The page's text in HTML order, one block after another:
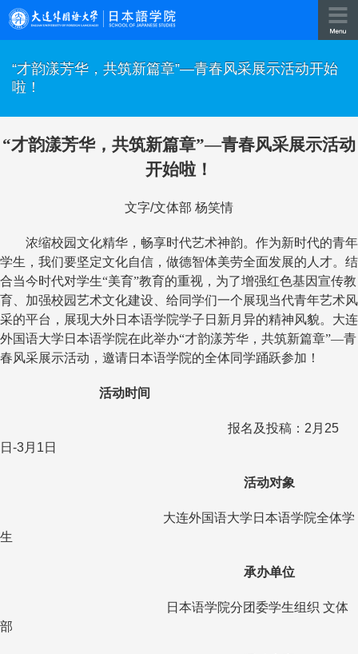
“才韵漾芳华，共筑新篇章”—青春风采展示活动开始
啦！
“才韵漾芳华，共筑新篇章”—青春风采展示活动
开始啦！
文字/文体部 杨笑情
浓缩校园文化精华，畅享时代艺术神韵。作为新时代的青年
学生，我们要坚定文化自信，做德智体美劳全面发展的人才。结
合当今时代对学生“美育”教育的重视，为了增强红色基因宣传教
育、加强校园艺术文化建设、给同学们一个展现当代青年艺术风
采的平台，展现大外日本语学院学子日新月异的精神风貌。大连
外国语大学日本语学院在此举办“才韵漾芳华，共筑新篇章”—青
春风采展示活动，邀请日本语学院的全体同学踊跃参加！
活动时间
报名及投稿： 2 月 25
日 -3月 1 日
活动对象
大连外国语大学日本语学院全体学
生
承办单位
日本语学院分团委学生组织 文体
部